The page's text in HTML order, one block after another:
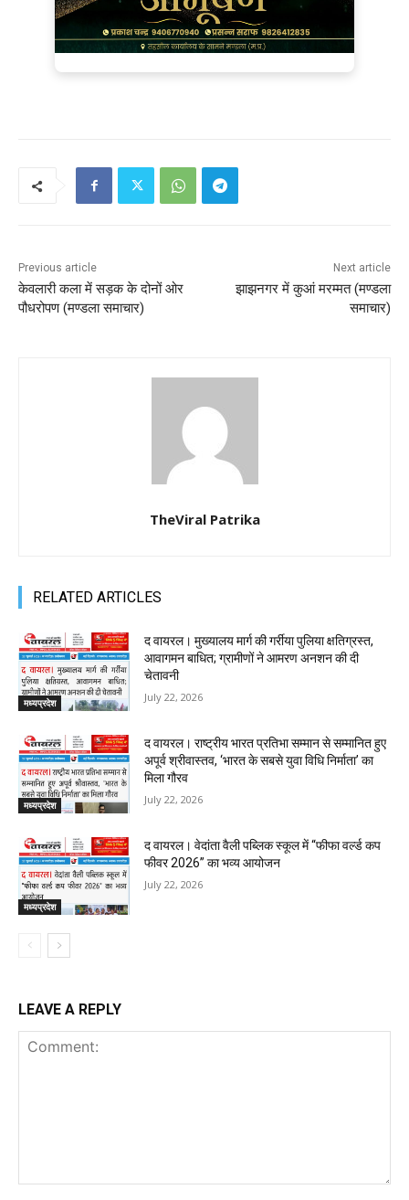
Previous article
केवलारी कला में सड़क के दोनों ओर
पौधरोपण (मण्‍डला समाचार)
Next article
झाझनगर में कुआं मरम्मत (मण्‍डला
समाचार)
TheViral Patrika
RELATED ARTICLES
मध्यप्रदेश
द वायरल। मुख्यालय मार्ग की गर्रीया पुलिया क्षतिग्रस्त,
आवागमन बाधित; ग्रामीणों ने आमरण अनशन की दी
चेतावनी
July 22, 2026
मध्यप्रदेश
द वायरल। राष्ट्रीय भारत प्रतिभा सम्मान से सम्मानित हुए
अपूर्व श्रीवास्तव, ‘भारत के सबसे युवा विधि निर्माता’ का
मिला गौरव
July 22, 2026
मध्यप्रदेश
द वायरल। वेदांता वैली पब्लिक स्कूल में “फीफा वर्ल्ड कप
फीवर 2026” का भव्य आयोजन
July 22, 2026
LEAVE A REPLY